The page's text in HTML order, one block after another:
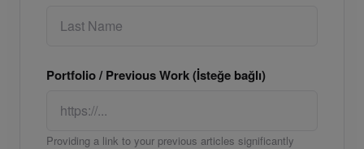
Portfolio / Previous Work (İsteğe bağlı)
Providing a link to your previous articles significantly